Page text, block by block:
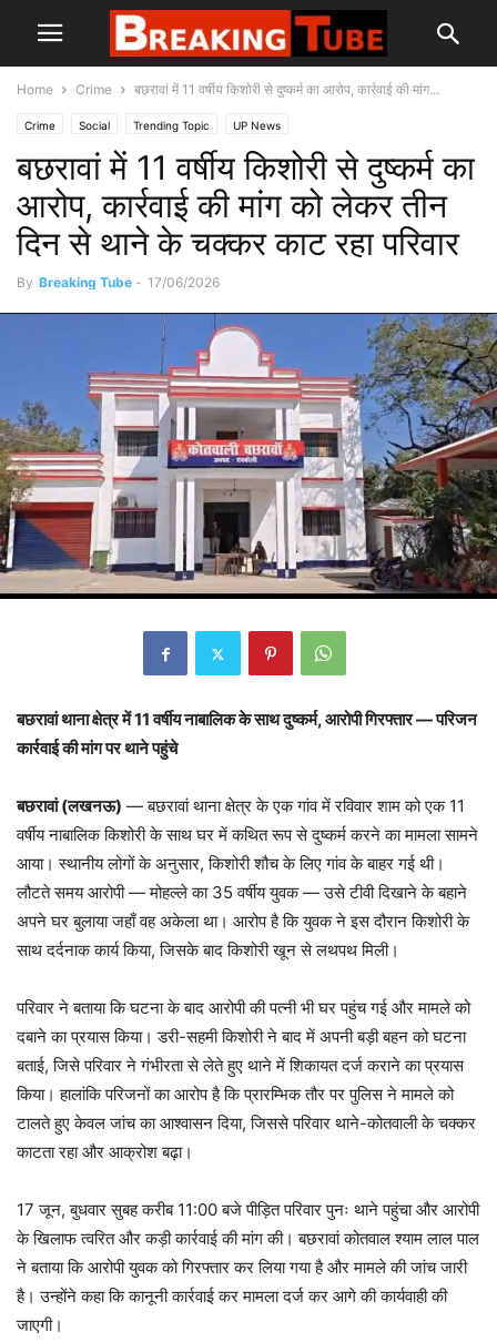
Home Crime बछरावां में 11 वर्षीय किशोरी से दुष्कर्म का आरोप, कार्रवाई की मांग...
Crime Social Trending Topic UP News
बछरावां में 11 वर्षीय किशोरी से दुष्कर्म का
आरोप, कार्रवाई की मांग को लेकर तीन
दिन से थाने के चक्कर काट रहा परिवार
By Breaking Tube - 17/06/2026
बछरावां थाना क्षेत्र में 11 वर्षीय नाबालिक के साथ दुष्कर्म, आरोपी गिरफ्तार — परिजन
कार्रवाई की मांग पर थाने पहुंचे
बछरावां (लखनऊ) — बछरावां थाना क्षेत्र के एक गांव में रविवार शाम को एक 11
वर्षीय नाबालिक किशोरी के साथ घर में कथित रूप से दुष्कर्म करने का मामला सामने
आया। स्थानीय लोगों के अनुसार, किशोरी शौच के लिए गांव के बाहर गई थी।
लौटते समय आरोपी — मोहल्ले का 35 वर्षीय युवक — उसे टीवी दिखाने के बहाने
अपने घर बुलाया जहाँ वह अकेला था। आरोप है कि युवक ने इस दौरान किशोरी के
साथ दर्दनाक कार्य किया, जिसके बाद किशोरी खून से लथपथ मिली।
परिवार ने बताया कि घटना के बाद आरोपी की पत्नी भी घर पहुंच गई और मामले को
दबाने का प्रयास किया। डरी-सहमी किशोरी ने बाद में अपनी बड़ी बहन को घटना
बताई, जिसे परिवार ने गंभीरता से लेते हुए थाने में शिकायत दर्ज कराने का प्रयास
किया। हालांकि परिजनों का आरोप है कि प्रारम्भिक तौर पर पुलिस ने मामले को
टालते हुए केवल जांच का आश्वासन दिया, जिससे परिवार थाने-कोतवाली के चक्कर
काटता रहा और आक्रोश बढ़ा।
17 जून, बुधवार सुबह करीब 11:00 बजे पीड़ित परिवार पुनः थाने पहुंचा और आरोपी
के खिलाफ त्वरित और कड़ी कार्रवाई की मांग की। बछरावां कोतवाल श्याम लाल पाल
ने बताया कि आरोपी युवक को गिरफ्तार कर लिया गया है और मामले की जांच जारी
है। उन्होंने कहा कि कानूनी कार्रवाई कर मामला दर्ज कर आगे की कार्यवाही की
जाएगी।